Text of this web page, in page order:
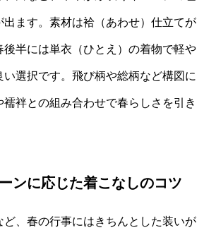
出ます。素材は袷（あわせ）仕立てが
後半には単衣（ひとえ）の着物で軽や
選択です。飛び柄や総柄など構図に
襦袢との組み合わせで春らしさを引き
ンに応じた着こなしのコツ
ど、春の行事にはきちんとした装いが